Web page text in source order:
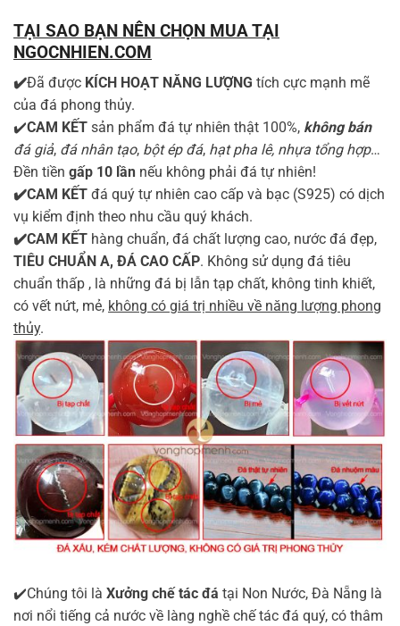
TẠI SAO BẠN NÊN CHỌN MUA TẠI
NGOCNHIEN.COM
✔️Đã được KÍCH HOẠT NĂNG LƯỢNG tích cực mạnh mẽ
của đá phong thủy.
✔️CAM KẾT sản phẩm đá tự nhiên thật 100%, không bán
đá giả, đá nhân tạo, bột ép đá, hạt pha lê, nhựa tổng hợp…
Đền tiền gấp 10 lần nếu không phải đá tự nhiên!
✔️CAM KẾT đá quý tự nhiên cao cấp và bạc (S925) có dịch
vụ kiểm định theo nhu cầu quý khách.
✔️CAM KẾT hàng chuẩn, đá chất lượng cao, nước đá đẹp,
TIÊU CHUẨN A, ĐÁ CAO CẤP. Không sử dụng đá tiêu
chuẩn thấp , là những đá bị lẫn tạp chất, không tinh khiết,
có vết nứt, mẻ, không có giá trị nhiều về năng lượng phong
thủy.
✔️Chúng tôi là Xưởng chế tác đá tại Non Nước, Đà Nẵng là
nơi nổi tiếng cả nước về làng nghề chế tác đá quý, có thâm